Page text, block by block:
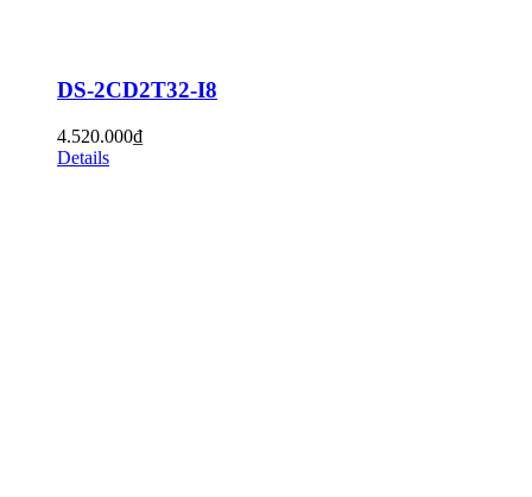
DS-2CD2T32-I8
4.520.000₫
Details